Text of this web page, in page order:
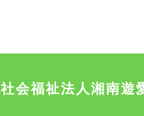
社会福祉法人湘南遊